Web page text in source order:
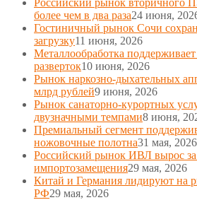
Российский рынок вторичного
более чем в два раза24 июня,
Гостиничный рынок Сочи
загрузку11 июня, 2026
Металлообработка
разверток10 июня, 2026
Рынок наркозно-дыхательных
млрд рублей9 июня, 2026
Рынок санаторно-курортных
двузначными темпами8 июня,
Премиальный сегмент
ножовочные полотна31 мая, 2026
Российский рынок ИВЛ вырос за
импортозамещения29 мая, 2026
Китай и Германия лидируют на
РФ29 мая, 2026